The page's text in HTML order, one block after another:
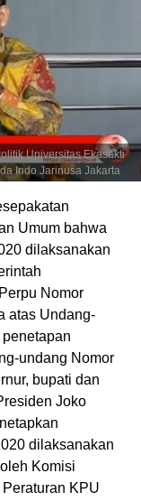
Universitas Ekasakti
Indo Jarinusa Jakarta
Umum bahwa
dilaksanakan
Nomor
atas Undang-
undang Nomor
bupati dan
Joko
dilaksanakan
Komisi
KPU